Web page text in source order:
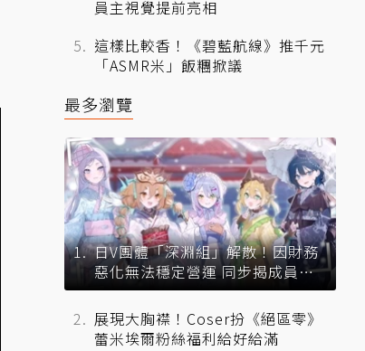
員主視覺提前亮相
這樣比較香！《碧藍航線》推千元
「ASMR米」飯糰掀議
最多瀏覽
日V團體「深淵組」解散！因財務
惡化無法穩定營運 同步揭成員未
來去向
展現大胸襟！Coser扮《絕區零》
蕾米埃爾粉絲福利給好給滿